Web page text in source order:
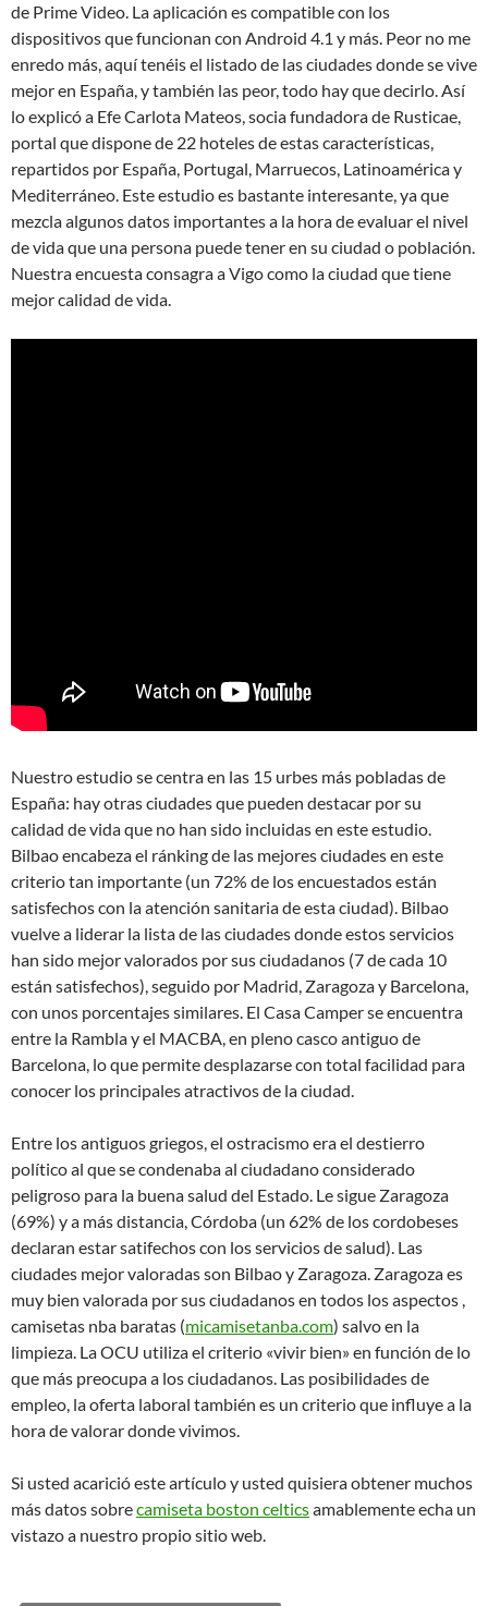
de Prime Video. La aplicación es compatible con los
dispositivos que funcionan con Android 4.1 y más. Peor no me
enredo más, aquí tenéis el listado de las ciudades donde se vive
mejor en España, y también las peor, todo hay que decirlo. Así
lo explicó a Efe Carlota Mateos, socia fundadora de Rusticae,
portal que dispone de 22 hoteles de estas características,
repartidos por España, Portugal, Marruecos, Latinoamérica y
Mediterráneo. Este estudio es bastante interesante, ya que
mezcla algunos datos importantes a la hora de evaluar el nivel
de vida que una persona puede tener en su ciudad o población.
Nuestra encuesta consagra a Vigo como la ciudad que tiene
mejor calidad de vida.
Nuestro estudio se centra en las 15 urbes más pobladas de
España: hay otras ciudades que pueden destacar por su
calidad de vida que no han sido incluidas en este estudio.
Bilbao encabeza el ránking de las mejores ciudades en este
criterio tan importante (un 72% de los encuestados están
satisfechos con la atención sanitaria de esta ciudad). Bilbao
vuelve a liderar la lista de las ciudades donde estos servicios
han sido mejor valorados por sus ciudadanos (7 de cada 10
están satisfechos), seguido por Madrid, Zaragoza y Barcelona,
con unos porcentajes similares. El Casa Camper se encuentra
entre la Rambla y el MACBA, en pleno casco antiguo de
Barcelona, lo que permite desplazarse con total facilidad para
conocer los principales atractivos de la ciudad.
Entre los antiguos griegos, el ostracismo era el destierro
político al que se condenaba al ciudadano considerado
peligroso para la buena salud del Estado. Le sigue Zaragoza
(69%) y a más distancia, Córdoba (un 62% de los cordobeses
declaran estar satifechos con los servicios de salud). Las
ciudades mejor valoradas son Bilbao y Zaragoza. Zaragoza es
muy bien valorada por sus ciudadanos en todos los aspectos ,
camisetas nba baratas (micamisetanba.com) salvo en la
limpieza. La OCU utiliza el criterio «vivir bien» en función de lo
que más preocupa a los ciudadanos. Las posibilidades de
empleo, la oferta laboral también es un criterio que influye a la
hora de valorar donde vivimos.
Si usted acarició este artículo y usted quisiera obtener muchos
más datos sobrecamiseta boston celticsamablemente echa un
vistazo a nuestro propio sitio web.